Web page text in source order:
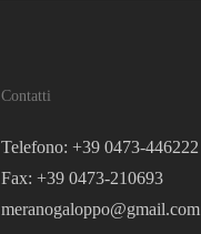
Contatti
Telefono: +39 0473-446222
Fax: +39 0473-210693
meranogaloppo@gmail.com